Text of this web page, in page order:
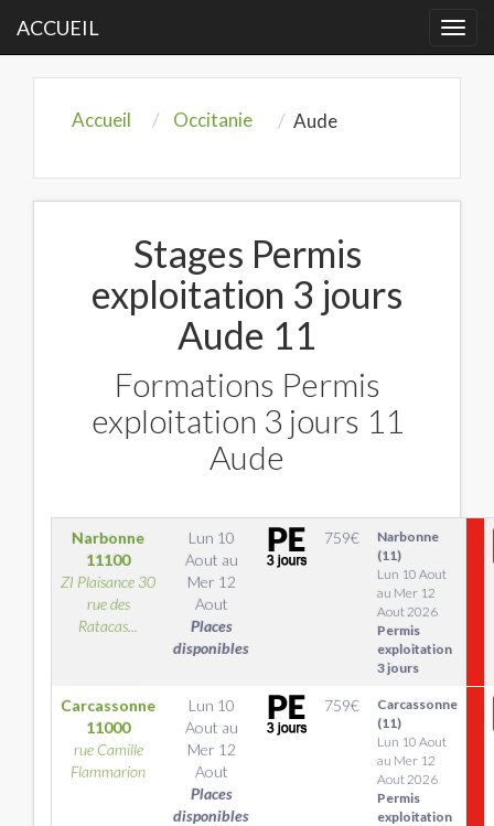
ACCUEIL
Accueil Occitanie Aude
Stages Permis
exploitation 3 jours
Aude 11
Formations Permis
exploitation 3 jours 11
Aude
Narbonne
11100
ZI Plaisance 30
rue des
Ratacas...
Lun 10
Aout au
Mer 12
Aout
Places
disponibles
759€
Narbonne
(11)
Lun 10 Aout
au Mer 12
Aout 2026
Permis
exploitation
3 jours
Carcassonne
11000
rue Camille
Flammarion
Lun 10
Aout au
Mer 12
Aout
Places
disponibles
759€
Carcassonne
(11)
Lun 10 Aout
au Mer 12
Aout 2026
Permis
exploitation